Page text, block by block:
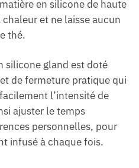
en silicone de haute
et ne laisse aucun
thé.
silicone gland est doté
de fermeture pratique qui
l’intensité de
ajuster le temps
personnelles, pour
infusé à chaque fois.